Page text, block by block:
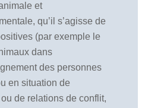
et
qu’il s’agisse de
(par exemple le
dans
des personnes
en situation de
de relations de conflit,